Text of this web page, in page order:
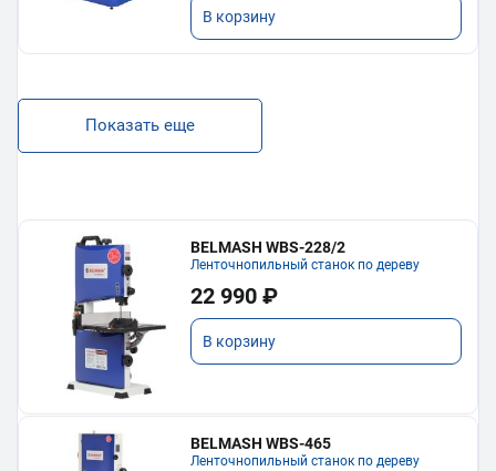
В корзину
Показать еще
BELMASH WBS-228/2
Ленточнопильный станок по дереву
22 990 ₽
В корзину
BELMASH WBS-465
Ленточнопильный станок по дереву